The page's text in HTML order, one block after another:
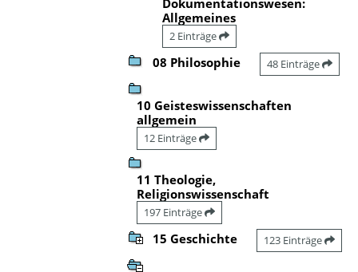
Allgemeines
2 Einträge
08 Philosophie 48 Einträge
10 Geisteswissenschaften
allgemein
12 Einträge
11 Theologie,
Religionswissenschaft
197 Einträge
15 Geschichte 123 Einträge